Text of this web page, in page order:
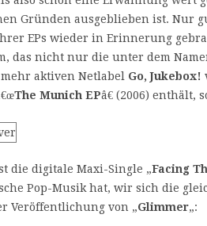
Gründen ausgeblieben ist. Nur
EPs wieder in Erinnerung
das nicht nur die unter dem
aktiven Netlabel Go, Jukebox!
The Munich EPâ€ (2006) enthält,
die digitale Maxi-Single „Facing
Pop-Musik hat, wir sich die
Veröffentlichung von „Glimmer„: